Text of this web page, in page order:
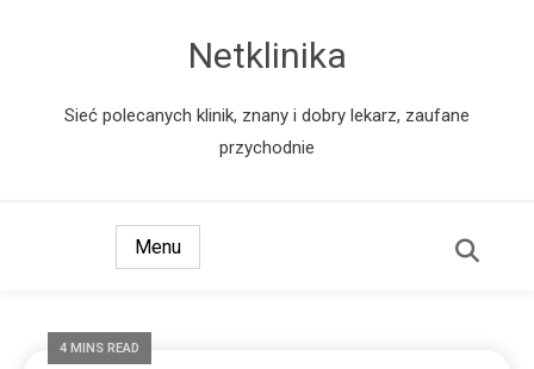
Netklinika
Sieć polecanych klinik, znany i dobry lekarz, zaufane
przychodnie
Menu
4 MINS READ